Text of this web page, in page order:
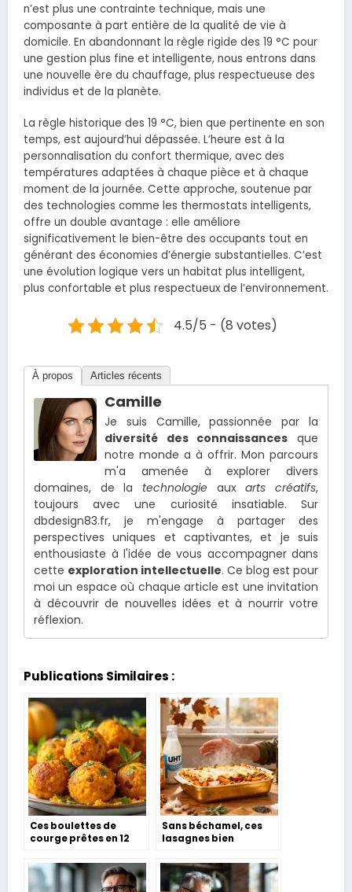
n’est plus une contrainte technique, mais une
composante à part entière de la qualité de vie à
domicile. En abandonnant la règle rigide des 19 °C pour
une gestion plus fine et intelligente, nous entrons dans
une nouvelle ère du chauffage, plus respectueuse des
individus et de la planète.
La règle historique des 19 °C, bien que pertinente en son
temps, est aujourd’hui dépassée. L’heure est à la
personnalisation du confort thermique, avec des
températures adaptées à chaque pièce et à chaque
moment de la journée. Cette approche, soutenue par
des technologies comme les thermostats intelligents,
offre un double avantage : elle améliore
significativement le bien-être des occupants tout en
générant des économies d’énergie substantielles. C’est
une évolution logique vers un habitat plus intelligent,
plus confortable et plus respectueux de l’environnement.
4.5/5 - (8 votes)
À propos Articles récents
Camille
Je suis Camille, passionnée par la
diversité des connaissances que
notre monde a à offrir. Mon parcours
m'a amenée à explorer divers
domaines, de la technologie auxarts créatifs,
toujours avec une curiosité insatiable. Sur
dbdesign83.fr, je m'engage à partager des
perspectives uniques et captivantes, et je suis
enthousiaste à l'idée de vous accompagner dans
cette exploration intellectuelle. Ce blog est pour
moi un espace où chaque article est une invitation
à découvrir de nouvelles idées et à nourrir votre
réflexion.
Publications Similaires :
Ces boulettes de
courge prêtes en 12
vos repas d’automne
Sans béchamel, ces
lasagnes bien
goût d’automne